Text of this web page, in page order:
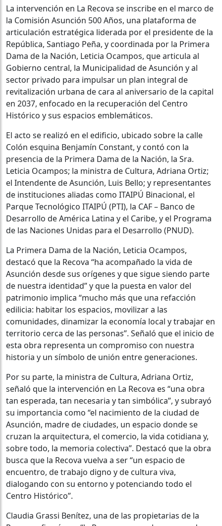
La intervención en La Recova se inscribe en el marco de
la Comisión Asunción 500 Años, una plataforma de
articulación estratégica liderada por el presidente de la
República, Santiago Peña, y coordinada por la Primera
Dama de la Nación, Leticia Ocampos, que articula al
Gobierno central, la Municipalidad de Asunción y al
sector privado para impulsar un plan integral de
revitalización urbana de cara al aniversario de la capital
en 2037, enfocado en la recuperación del Centro
Histórico y sus espacios emblemáticos.
El acto se realizó en el edificio, ubicado sobre la calle
Colón esquina Benjamín Constant, y contó con la
presencia de la Primera Dama de la Nación, la Sra.
Leticia Ocampos; la ministra de Cultura, Adriana Ortiz;
el Intendente de Asunción, Luis Bello; y representantes
de instituciones aliadas como ITAIPÚ Binacional, el
Parque Tecnológico ITAIPÚ (PTI), la CAF – Banco de
Desarrollo de América Latina y el Caribe, y el Programa
de las Naciones Unidas para el Desarrollo (PNUD).
La Primera Dama de la Nación, Leticia Ocampos,
destacó que la Recova “ha acompañado la vida de
Asunción desde sus orígenes y que sigue siendo parte
de nuestra identidad” y que la puesta en valor del
patrimonio implica “mucho más que una refacción
edilicia: habitar los espacios, movilizar a las
comunidades, dinamizar la economía local y trabajar en
territorio cerca de las personas”. Señaló que el inicio de
esta obra representa un compromiso con nuestra
historia y un símbolo de unión entre generaciones.
Por su parte, la ministra de Cultura, Adriana Ortiz,
señaló que la intervención en La Recova es “una obra
tan esperada, tan necesaria y tan simbólica”, y subrayó
su importancia como “el nacimiento de la ciudad de
Asunción, madre de ciudades, un espacio donde se
cruzan la arquitectura, el comercio, la vida cotidiana y,
sobre todo, la memoria colectiva”. Destacó que la obra
busca que la Recova vuelva a ser “un espacio de
encuentro, de trabajo digno y de cultura viva,
dialogando con su entorno y potenciando todo el
Centro Histórico”.
Claudia Grassi Benítez, una de las propietarias de la